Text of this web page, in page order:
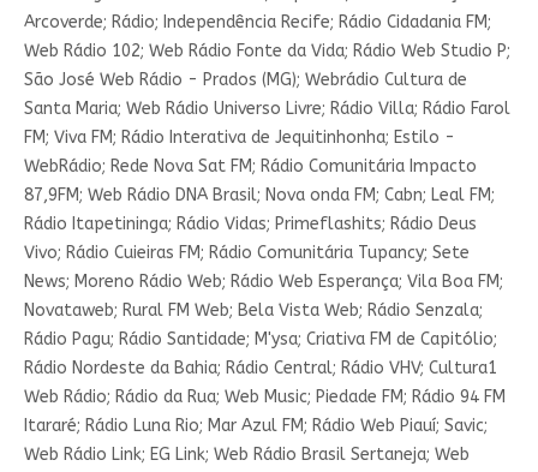
Arcoverde; Rádio; Independência Recife; Rádio Cidadania FM;
Web Rádio 102; Web Rádio Fonte da Vida; Rádio Web Studio P;
São José Web Rádio - Prados (MG); Webrádio Cultura de
Santa Maria; Web Rádio Universo Livre; Rádio Villa; Rádio Farol
FM; Viva FM; Rádio Interativa de Jequitinhonha; Estilo -
WebRádio; Rede Nova Sat FM; Rádio Comunitária Impacto
87,9FM; Web Rádio DNA Brasil; Nova onda FM; Cabn; Leal FM;
Rádio Itapetininga; Rádio Vidas; Primeflashits; Rádio Deus
Vivo; Rádio Cuieiras FM; Rádio Comunitária Tupancy; Sete
News; Moreno Rádio Web; Rádio Web Esperança; Vila Boa FM;
Novataweb; Rural FM Web; Bela Vista Web; Rádio Senzala;
Rádio Pagu; Rádio Santidade; M'ysa; Criativa FM de Capitólio;
Rádio Nordeste da Bahia; Rádio Central; Rádio VHV; Cultura1
Web Rádio; Rádio da Rua; Web Music; Piedade FM; Rádio 94 FM
Itararé; Rádio Luna Rio; Mar Azul FM; Rádio Web Piauí; Savic;
Web Rádio Link; EG Link; Web Rádio Brasil Sertaneja; Web